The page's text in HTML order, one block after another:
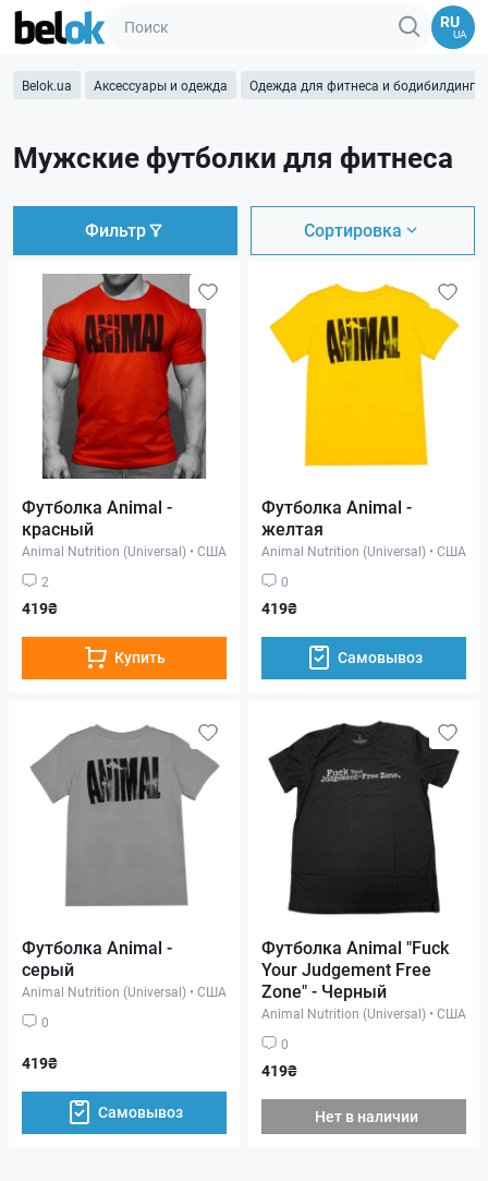
RU
UA
Belok.ua Аксессуары и одежда Одежда для фитнеса и бодибилдинга
Мужские футболки для фитнеса
Фильтр Сортировка
Футболка Animal -
красный
Animal Nutrition (Universal) • США
2
419₴
Купить
Футболка Animal -
желтая
Animal Nutrition (Universal) • США
0
419₴
Самовывоз
Футболка Animal -
серый
Animal Nutrition (Universal) • США
0
419₴
Самовывоз
Футболка Animal "Fuck
Your Judgement Free
Zone" - Черный
Animal Nutrition (Universal) • США
0
419₴
Нет в наличии